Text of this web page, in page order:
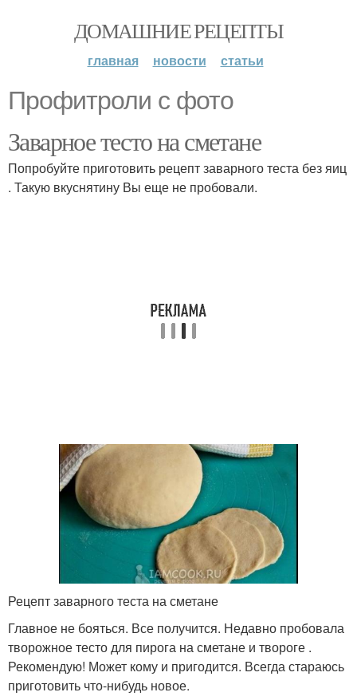
ДОМАШНИЕ РЕЦЕПТЫ
главная новости статьи
Профитроли с фото
Заварное тесто на сметане
Попробуйте приготовить рецепт заварного теста без яиц
. Такую вкуснятину Вы еще не пробовали.
Рецепт заварного теста на сметане
Главное не бояться. Все получится. Недавно пробовала
творожное тесто для пирога на сметане и твороге .
Рекомендую! Может кому и пригодится. Всегда стараюсь
приготовить что-нибудь новое.